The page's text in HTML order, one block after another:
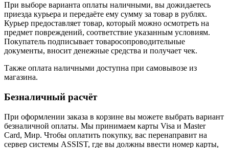
При выборе варианта оплаты наличными, вы дожидаетесь
приезда курьера и передаёте ему сумму за товар в рублях.
Курьер предоставляет товар, который можно осмотреть на
предмет повреждений, соответствие указанным условиям.
Покупатель подписывает товаросопроводительные
документы, вносит денежные средства и получает чек.
Также оплата наличными доступна при самовывозе из
магазина.
Безналичный расчёт
При оформлении заказа в корзине вы можете выбрать вариант
безналичной оплаты. Мы принимаем карты Visa и Master
Card, Мир. Чтобы оплатить покупку, вас перенаправит на
сервер системы ASSIST, где вы должны ввести номер карты,